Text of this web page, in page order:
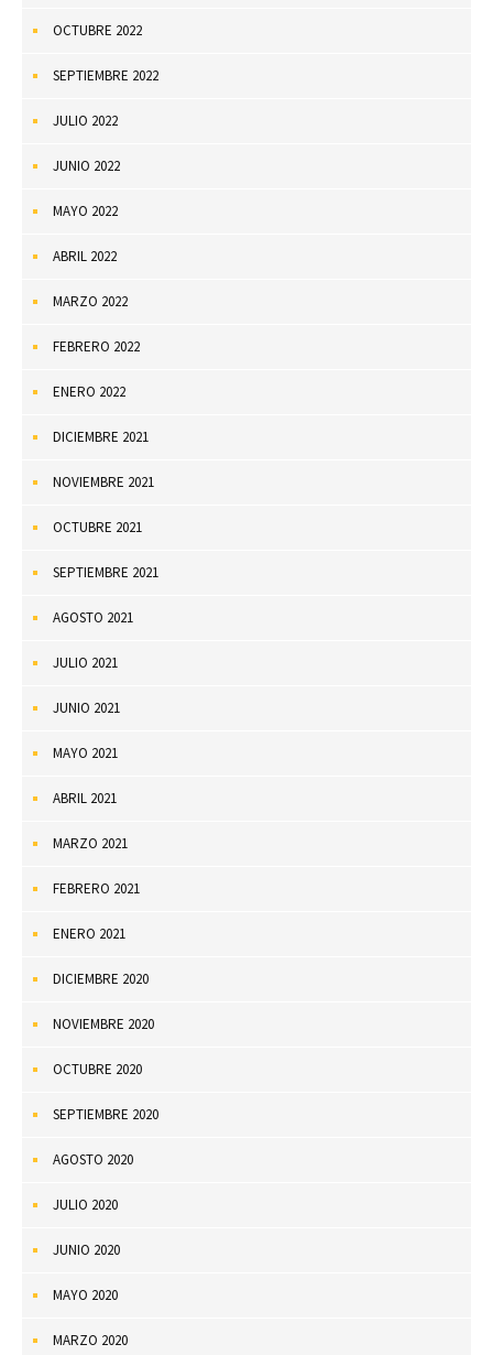
OCTUBRE 2022
SEPTIEMBRE 2022
JULIO 2022
JUNIO 2022
MAYO 2022
ABRIL 2022
MARZO 2022
FEBRERO 2022
ENERO 2022
DICIEMBRE 2021
NOVIEMBRE 2021
OCTUBRE 2021
SEPTIEMBRE 2021
AGOSTO 2021
JULIO 2021
JUNIO 2021
MAYO 2021
ABRIL 2021
MARZO 2021
FEBRERO 2021
ENERO 2021
DICIEMBRE 2020
NOVIEMBRE 2020
OCTUBRE 2020
SEPTIEMBRE 2020
AGOSTO 2020
JULIO 2020
JUNIO 2020
MAYO 2020
MARZO 2020